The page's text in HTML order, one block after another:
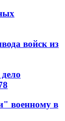
войск из
военному в